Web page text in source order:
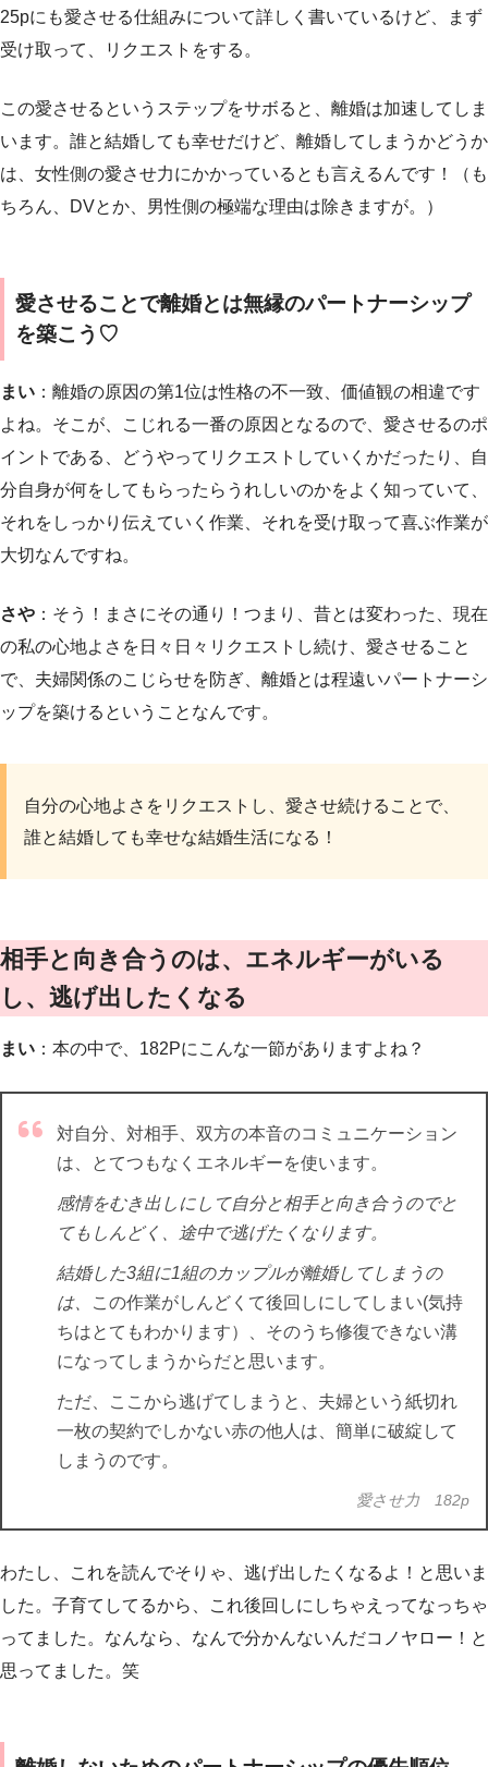
25pにも愛させる仕組みについて詳しく書いているけど、まず
受け取って、リクエストをする。
この愛させるというステップをサボると、離婚は加速してしま
います。誰と結婚しても幸せだけど、離婚してしまうかどうか
は、女性側の愛させ力にかかっているとも言えるんです！（も
ちろん、DVとか、男性側の極端な理由は除きますが。）
愛させることで離婚とは無縁のパートナーシップ
を築こう♡
まい ：離婚の原因の第1位は性格の不一致、価値観の相違です
よね。そこが、こじれる一番の原因となるので、愛させるのポ
イントである、
どうやってリクエストしていくかだったり、自
分自身が何をしてもらったらうれしいのかをよく知っていて、
それをしっかり伝えていく作業、それを受け取って喜ぶ作業が
大切なんですね。
さや ：そう！まさにその通り！つまり、昔とは変わった、現在
の私の心地よさを日々日々リクエストし続け、愛させること
で、夫婦関係のこじらせを防ぎ、離婚とは程遠いパートナーシ
ップを築けるということなんです。
自分の心地よさをリクエストし、愛させ続けることで、
誰と結婚しても幸せな結婚生活になる！
相手と向き合うのは、エネルギーがいる
し、逃げ出したくなる
まい ：本の中で、182Pにこんな一節がありますよね？
対自分、対相手、双方の本音のコミュニケーション
は、とてつもなくエネルギーを使います。
感情をむき出しにして自分と相手と向き合うのでと
てもしんどく、途中で逃げたくなります。
結婚した3組に1組のカップルが離婚してしまうの
は、
この作業がしんどくて後回しにしてしまい(気持
ちはとてもわかります）、そのうち修復できない溝
になってしまうからだと思います。
ただ、ここから逃げてしまうと、夫婦という紙切れ
一枚の契約でしかない赤の他人は、簡単に破綻して
しまうのです。
愛させ力 182p
わたし、これを読んでそりゃ、逃げ出したくなるよ！と思いま
した。子育てしてるから、これ後回しにしちゃえってなっちゃ
ってました。なんなら、なんで分かんないんだコノヤロー！と
思ってました。笑